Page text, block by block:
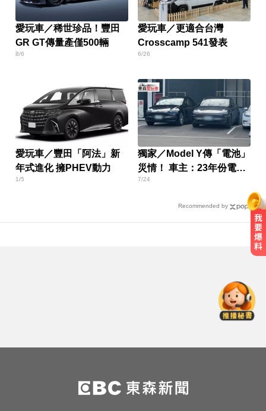
愛玩車／稀世珍品！豐田
GR GT傳量產僅500輛
8/6
愛玩車／更適合台灣
Crosscamp 541發表
6/26
愛玩車／豐田「阿法」新
年式進化 擁PHEV動力
1/5
獨家／Model Y傳「電池」
災情！ 車主：23年份電池
「疑異常」
7/24
Recommended by
時間一次看
漢光首日共機大舉逼近！偵獲14架
共機、9艘共艦